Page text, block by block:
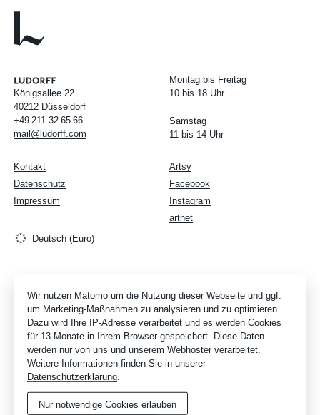
Königsallee 22
40212 Düsseldorf
+49 211 32 65 66
mail@ludorff.com
Montag bis Freitag
10 bis 18 Uhr
Samstag
11 bis 14 Uhr
Artsy
Facebook
Instagram
artnet
Kontakt
Datenschutz
Impressum
Deutsch (Euro)
Wir nutzen Matomo um die Nutzung dieser Webseite und ggf.
um Marketing-Maßnahmen zu analysieren und zu optimieren.
Dazu wird Ihre IP-Adresse verarbeitet und es werden Cookies
für 13 Monate in Ihrem Browser gespeichert. Diese Daten
werden nur von uns und unserem Webhoster verarbeitet.
Weitere Informationen finden Sie in unserer
Datenschutzerklärung
Nur notwendige Cookies erlauben